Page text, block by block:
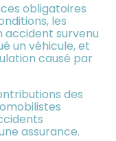
obligatoires
les
accident survenu
un véhicule, et
causé par
des
assurance.